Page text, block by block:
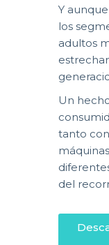
Y
los
adultos
Un
tanto
del